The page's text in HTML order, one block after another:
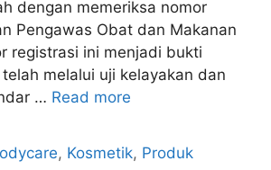
dengan memeriksa nomor
Pengawas Obat dan Makanan
registrasi ini menjadi bukti
melalui uji kelayakan dan
… Read more
, Kosmetik, Produk